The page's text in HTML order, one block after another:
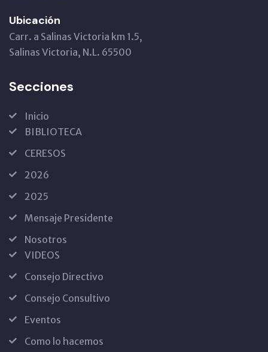
Ubicación
Carr. a Salinas Victoria km 1.5,
Salinas Victoria, N.L. 65500
Secciones
Inicio
BIBLIOTECA
CERESOS
2026
2025
Mensaje Presidente
Nosotros
VIDEOS
Consejo Directivo
Consejo Consultivo
Eventos
Como lo hacemos